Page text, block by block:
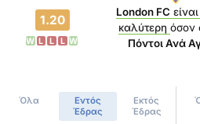
1.20
W L L L W
London FC είναι
καλύτερη όσον
Πόντοι Ανά
Όλα
Εντός
Έδρας
Εκτός
Έδρας